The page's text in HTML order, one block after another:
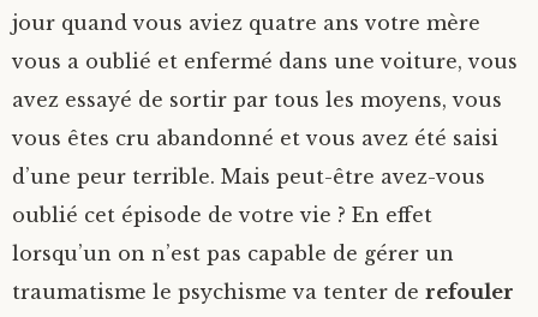
jour quand vous aviez quatre ans votre mère
vous a oublié et enfermé dans une voiture, vous
avez essayé de sortir par tous les moyens, vous
vous êtes cru abandonné et vous avez été saisi
d’une peur terrible. Mais peut-être avez-vous
oublié cet épisode de votre vie ? En effet
lorsqu’un on n’est pas capable de gérer un
traumatisme le psychisme va tenter de refouler